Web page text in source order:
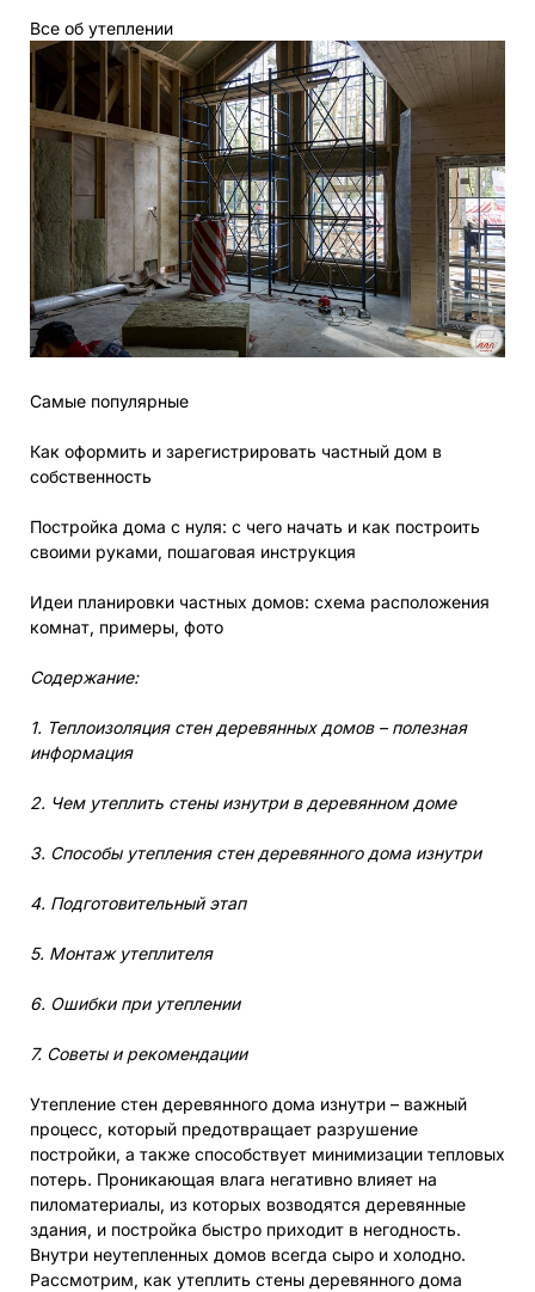
Все об утеплении
Самые популярные
Как оформить и зарегистрировать частный дом в
собственность
Постройка дома с нуля: с чего начать и как построить
своими руками, пошаговая инструкция
Идеи планировки частных домов: схема расположения
комнат, примеры, фото
Содержание:
1. Теплоизоляция стен деревянных домов – полезная
информация
2. Чем утеплить стены изнутри в деревянном доме
3. Способы утепления стен деревянного дома изнутри
4. Подготовительный этап
5. Монтаж утеплителя
6. Ошибки при утеплении
7. Советы и рекомендации
Утепление стен деревянного дома изнутри – важный
процесс, который предотвращает разрушение
постройки, а также способствует минимизации тепловых
потерь. Проникающая влага негативно влияет на
пиломатериалы, из которых возводятся деревянные
здания, и постройка быстро приходит в негодность.
Внутри неутепленных домов всегда сыро и холодно.
Рассмотрим, как утеплить стены деревянного дома